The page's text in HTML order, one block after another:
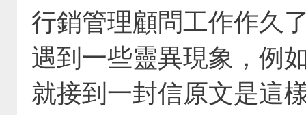
行銷管理顧問工作作久
遇到一些靈異現象，例
就接到一封信原文是這